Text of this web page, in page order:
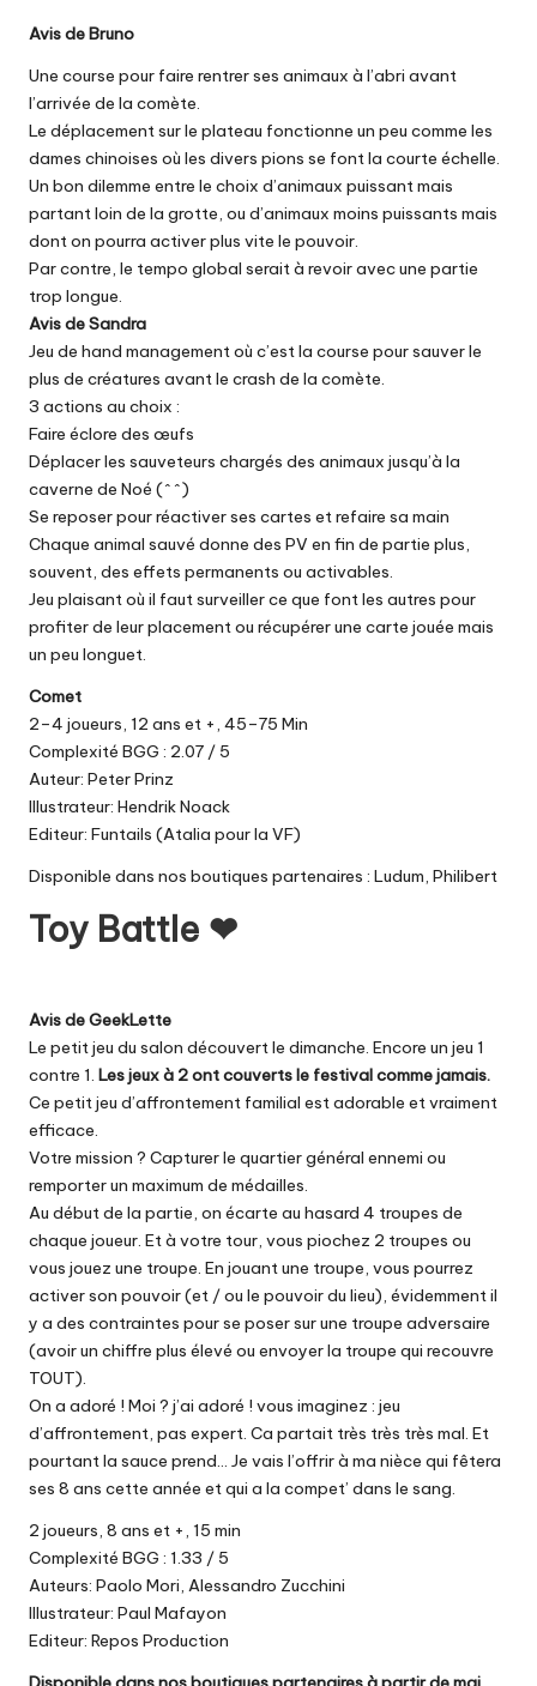
Avis de Bruno
Une course pour faire rentrer ses animaux à l’abri avant
l’arrivée de la comète.
Le déplacement sur le plateau fonctionne un peu comme les
dames chinoises où les divers pions se font la courte échelle.
Un bon dilemme entre le choix d’animaux puissant mais
partant loin de la grotte, ou d’animaux moins puissants mais
dont on pourra activer plus vite le pouvoir.
Par contre, le tempo global serait à revoir avec une partie
trop longue.
Avis de Sandra
Jeu de hand management où c’est la course pour sauver le
plus de créatures avant le crash de la comète.
3 actions au choix :
Faire éclore des œufs
Déplacer les sauveteurs chargés des animaux jusqu’à la
caverne de Noé (^^)
Se reposer pour réactiver ses cartes et refaire sa main
Chaque animal sauvé donne des PV en fin de partie plus,
souvent, des effets permanents ou activables.
Jeu plaisant où il faut surveiller ce que font les autres pour
profiter de leur placement ou récupérer une carte jouée mais
un peu longuet.
Comet
2–4 joueurs, 12 ans et +, 45–75 Min
Complexité BGG : 2.07 / 5
Auteur: Peter Prinz
Illustrateur: Hendrik Noack
Editeur: Funtails (Atalia pour la VF)
Disponible dans nos boutiques partenaires : Ludum, Philibert
Toy Battle ❤
Avis de GeekLette
Le petit jeu du salon découvert le dimanche. Encore un jeu 1
contre 1. Les jeux à 2 ont couverts le festival comme jamais.
Ce petit jeu d’affrontement familial est adorable et vraiment
efficace.
Votre mission ? Capturer le quartier général ennemi ou
remporter un maximum de médailles.
Au début de la partie, on écarte au hasard 4 troupes de
chaque joueur. Et à votre tour, vous piochez 2 troupes ou
vous jouez une troupe. En jouant une troupe, vous pourrez
activer son pouvoir (et / ou le pouvoir du lieu), évidemment il
y a des contraintes pour se poser sur une troupe adversaire
(avoir un chiffre plus élevé ou envoyer la troupe qui recouvre
TOUT).
On a adoré ! Moi ? j’ai adoré ! vous imaginez : jeu
d’affrontement, pas expert. Ca partait très très très mal. Et
pourtant la sauce prend… Je vais l’offrir à ma nièce qui fêtera
ses 8 ans cette année et qui a la compet’ dans le sang.
2 joueurs, 8 ans et +, 15 min
Complexité BGG : 1.33 / 5
Auteurs: Paolo Mori, Alessandro Zucchini
Illustrateur: Paul Mafayon
Editeur: Repos Production